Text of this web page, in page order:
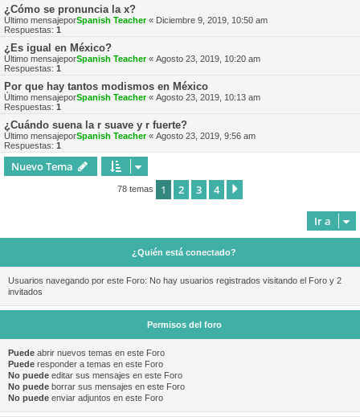
¿Cómo se pronuncia la x?
Último mensajeporSpanish Teacher« Diciembre 9, 2019, 10:50 am
Respuestas: 1
¿Es igual en México?
Último mensajeporSpanish Teacher« Agosto 23, 2019, 10:20 am
Respuestas: 1
Por que hay tantos modismos en México
Último mensajeporSpanish Teacher« Agosto 23, 2019, 10:13 am
Respuestas: 1
¿Cuándo suena la r suave y r fuerte?
Último mensajeporSpanish Teacher« Agosto 23, 2019, 9:56 am
Respuestas: 1
Nuevo Tema
78 temas 1 2 3 4
Ir a
¿Quién está conectado?
Usuarios navegando por este Foro: No hay usuarios registrados visitando el Foro y 2
invitados
Permisos del foro
Puede abrir nuevos temas en este Foro
Puede responder a temas en este Foro
No puede editar sus mensajes en este Foro
No puede borrar sus mensajes en este Foro
No puede enviar adjuntos en este Foro